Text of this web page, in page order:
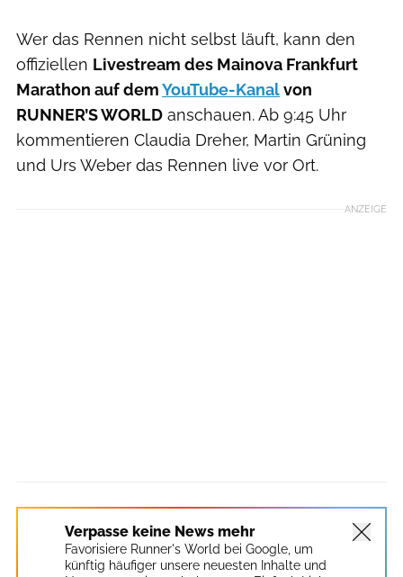
Wer das Rennen nicht selbst läuft, kann den
offiziellen Livestream des Mainova Frankfurt
Marathon auf demYouTube-Kanalvon
RUNNER’S WORLD anschauen. Ab 9:45 Uhr
kommentieren Claudia Dreher, Martin Grüning
und Urs Weber das Rennen live vor Ort.
ANZEIGE
Verpasse keine News mehr
Favorisiere Runner's World bei Google, um
künftig häufiger unsere neuesten Inhalte und